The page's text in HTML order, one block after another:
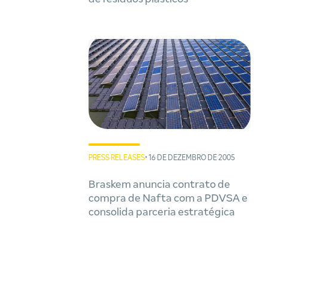
PRESS RELEASES• 16 DE DEZEMBRO DE 2005
Braskem anuncia contrato de
compra de Nafta com a PDVSA e
consolida parceria estratégica